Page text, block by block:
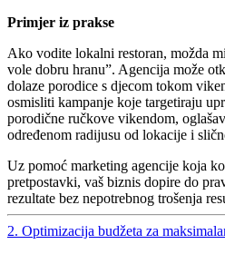
Primjer iz prakse
Ako vodite lokalni restoran, možda
vole dobru hranu”. Agencija može
dolaze porodice s djecom tokom
osmisliti kampanje koje targetiraju
porodične ručkove vikendom,
određenom radijusu od lokacije i
Uz pomoć marketing agencije koja
pretpostavki, vaš biznis dopire do
rezultate bez nepotrebnog trošenja
2. Optimizacija budžeta za